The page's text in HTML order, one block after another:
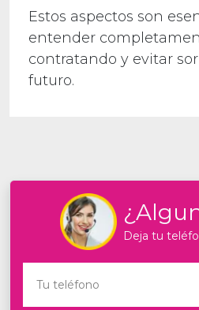
Estos aspectos son
entender
contratando y evitar
futuro.
Deja tu